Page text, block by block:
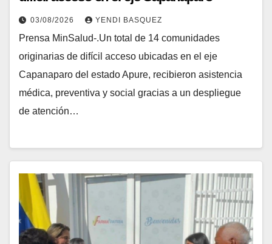
03/08/2026 YENDI BASQUEZ
Prensa MinSalud-.Un total de 14 comunidades
originarias de difícil acceso ubicadas en el eje
Capanaparo del estado Apure, recibieron asistencia
médica, preventiva y social gracias a un despliegue
de atención…